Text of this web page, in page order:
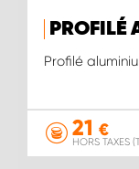
PROFILÉ
Profilé
21 €
HORS TAXES